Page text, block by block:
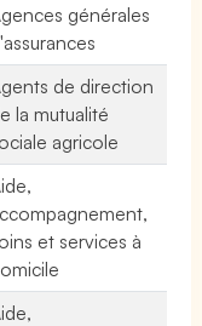
générales
de direction
la mutualité
agricole
et services à